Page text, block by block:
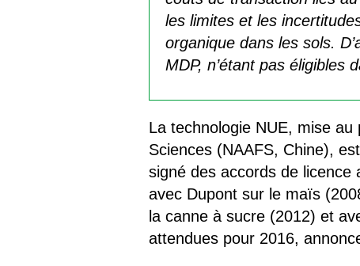
les limites et les
organique dans les sols.
MDP, n’étant pas éligibles
La technologie NUE, mise
Sciences (NAAFS, Chine),
signé des accords de licence
avec Dupont sur le maïs
la canne à sucre (2012) et
attendues pour 2016,